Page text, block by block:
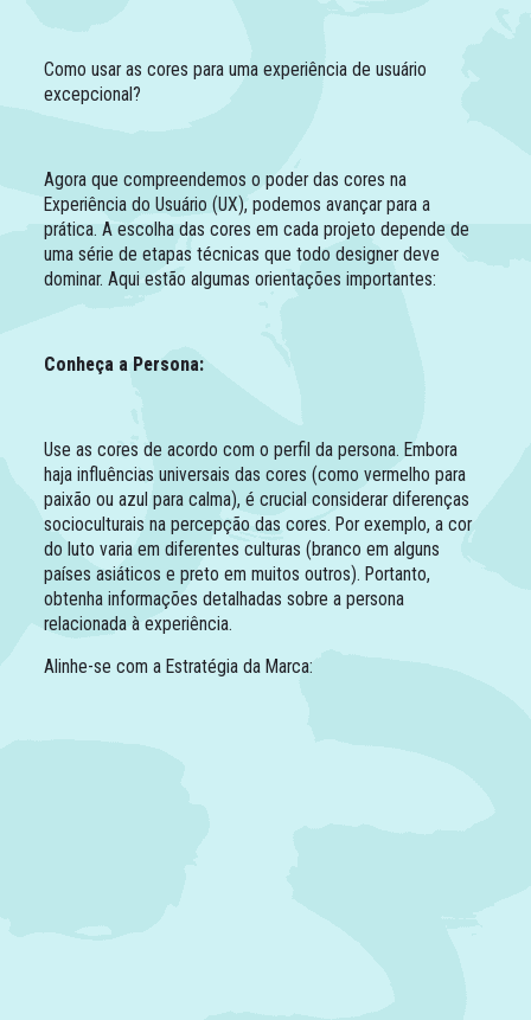
Como usar as cores para uma experiência de usuário
excepcional?
Agora que compreendemos o poder das cores na
Experiência do Usuário (UX), podemos avançar para a
prática. A escolha das cores em cada projeto depende de
uma série de etapas técnicas que todo designer deve
dominar. Aqui estão algumas orientações importantes:
Conheça a Persona:
Use as cores de acordo com o perfil da persona. Embora
haja influências universais das cores (como vermelho para
paixão ou azul para calma), é crucial considerar diferenças
socioculturais na percepção das cores. Por exemplo, a cor
do luto varia em diferentes culturas (branco em alguns
países asiáticos e preto em muitos outros). Portanto,
obtenha informações detalhadas sobre a persona
relacionada à experiência.
Alinhe-se com a Estratégia da Marca: